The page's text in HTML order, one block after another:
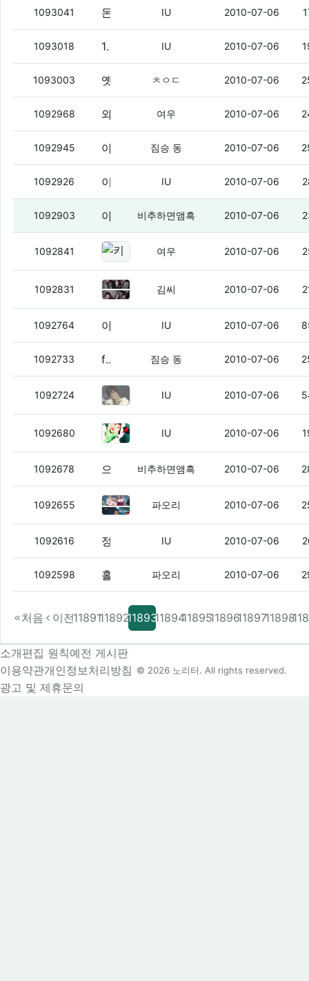
1093041 (1)
IU 2010-07-06
1093018 13$ 스테레오 블투 하나 사라 (2)
IU 2010-07-06
1093003 (3)
ㅊㅇㄷ 2010-07-06
1092968 (4)
여우 2010-07-06
1092945 짐승 동 2010-07-06
1092926 (2)
IU 2010-07-06
1092903 비추하면앰흑 2010-07-06
1092841 키보드 고장나서 좆구린 노트북 씀..
여우 2010-07-06
1092831 틀린 그림 찾기
김씨 2010-07-06
1092764 IU 2010-07-06
1092733 f(x) 라는 애들을 노래방에서 첨 봤다면 막장인가요?! 짐승 동 2010-07-06
1092724 사랑해, 사랑해, 난 이말 밖엔 못하
IU 2010-07-06
1092680 정덕임 ㅇㅇ
IU 2010-07-06
1092678 비추하면앰흑 2010-07-06
1092655 연부리 ㅇㅇ
파오리 2010-07-06
1092616 (2)
IU 2010-07-06
1092598 (2)
파오리 2010-07-06
처음 이전1189111892118931189411895118961189711898
소개편집 원칙예전 게시판
이용약관개인정보처리방침
광고 및 제휴문의
© 2026 노리터. All rights reserved.